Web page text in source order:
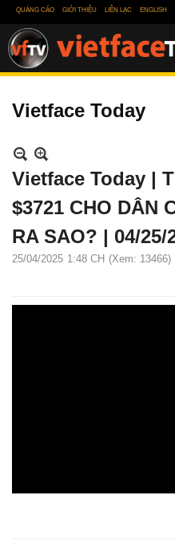
QUẢNG CÁO GIỚI THIỆU LIÊN LẠC ENGLISH
Vietface Today
Vietface Today |
$3721 CHO DÂN
RA SAO? | 04/25/
25/04/2025 1:48 CH (Xem: 13466)